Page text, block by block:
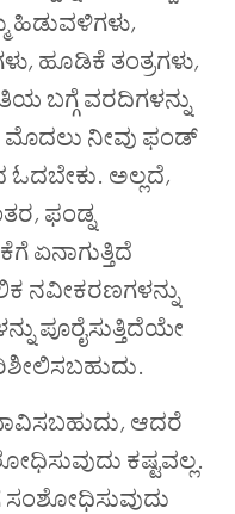
ಹಿಡುವಳಿಗಳು,
, ಹೂಡಿಕೆ ತಂತ್ರಗಳು,
ಬಗ್ಗೆ ವರದಿಗಳನ್ನು
ಮೊದಲು ನೀವು ಫಂಡ್
ಓದಬೇಕು. ಅಲ್ಲದೆ,
, ಫಂಡ್ನ
ಏನಾಗುತ್ತಿದೆ
ನವೀಕರಣಗಳನ್ನು
ಪೂರೈಸುತ್ತಿದೆಯೇ
, ಆದರೆ
ಕಷ್ಟವಲ್ಲ.
ಸಂಶೋಧಿಸುವುದು